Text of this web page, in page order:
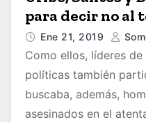
para decir no al
Ene 21, 2019
Como ellos, líderes
políticas también
buscaba, además,
asesinados en el